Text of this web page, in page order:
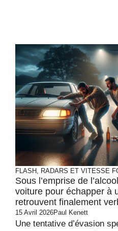
FLASH, RADARS ET VITESSE
Sous l’emprise de
voiture pour échapper à
retrouvent finalement
15 Avril 2026Paul Kenett
Une tentative d’évasion